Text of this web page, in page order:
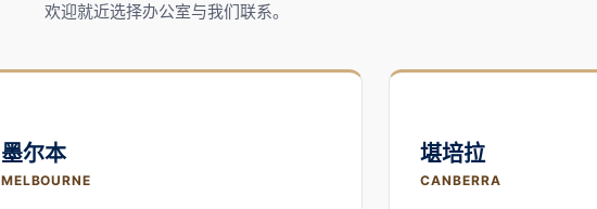
欢迎就近选择办公室与我们联系。
墨尔本
MELBOURNE
堪培拉
CANBERRA